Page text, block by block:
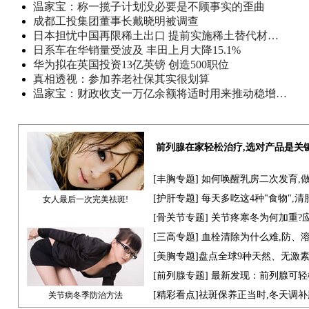
温家宝：称一揽子计划没必要是不顾事实的歪曲
成都工投集团董事长戴晓明被调查
日本担忧中国再限稀土出口 提前实施稀土替代材…
日系车在华销量受波及 丰田上月大降15.1%
华为拟在英国投资13亿英镑 创造500职位
真相透视：参加养老社保其实很划算
温家宝：财政收支一万亿余额将适时用来推动稳增…
女人最后一次完美祛斑!
前列腺在家轻松治疗,选对产品是关
[丰胸专题] 如何唤醒乳房二次发育,
[护肝专题] 每天多吃这4种"食物",清
[骨关节专题] 关节疼寒冬为何加重?
关节病冬季防治方法
[三高专题] 血栓清除为什么难,防、
[美胸专题]盘点全球9种天然、无激
[前列腺专题] 最新发现：前列腺可
[精彩看点]祛斑保养正当时,冬天调